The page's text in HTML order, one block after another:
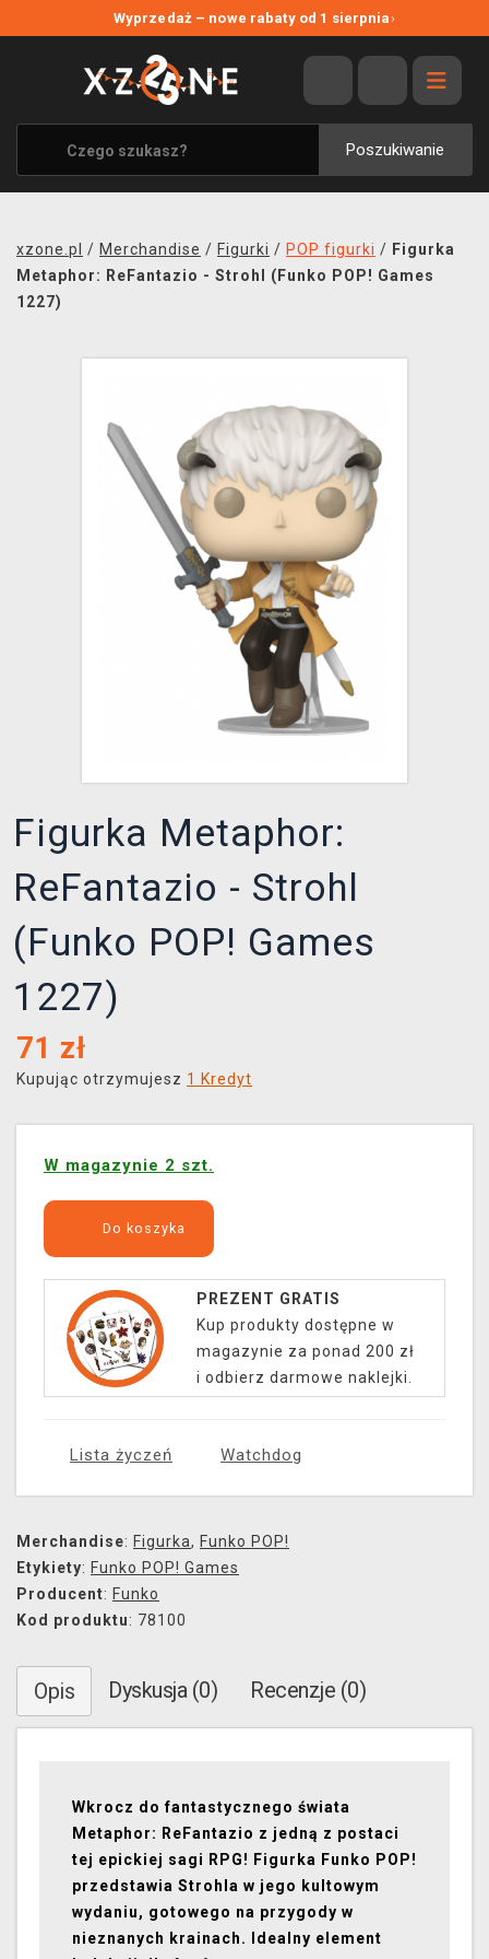
Wyprzedaż – nowe rabaty od 1 sierpnia›
Poszukiwanie
WYPRZEDAŻ
WSZYSTKIE MARKI
XZONE ORIGINALS
UBRANIA I AKCESORIA
SOUNDTRACKI
TRANSPORT
xzone.pl / Merchandise / Figurki / POP figurki / Figurka
Metaphor: ReFantazio - Strohl (Funko POP! Games
1227)
Figurka Metaphor:
ReFantazio - Strohl
(Funko POP! Games
1227)
71 zł
Kupując otrzymujesz 1 Kredyt
W magazynie 2 szt.
Do koszyka
PREZENT GRATIS
Kup produkty dostępne w
magazynie za ponad 200 zł
i odbierz darmowe naklejki.
Lista życzeń Watchdog
Merchandise: Figurka, Funko POP!
Etykiety: Funko POP! Games
Producent: Funko
Kod produktu: 78100
Opis Dyskusja (0) Recenzje (0)
Wkrocz do fantastycznego świata
Metaphor: ReFantazio z jedną z postaci
tej epickiej sagi RPG! Figurka Funko POP!
przedstawia Strohla w jego kultowym
wydaniu, gotowego na przygody w
nieznanych krainach. Idealny element